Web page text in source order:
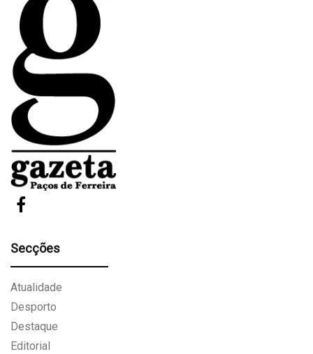
Secções
Atualidade
Desporto
Destaque
Editorial